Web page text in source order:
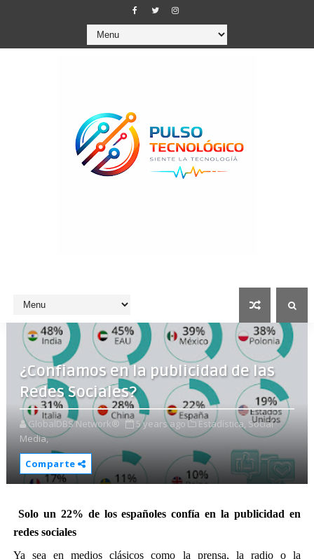
¿Confiamos en la publicidad de las
Redes Sociales?
GlobalDBS Network® 5 years ago Estadística, Social
Media,
Comparte
Solo un 22% de los españoles confía en la publicidad en
redes sociales
Ya sea en medios clásicos como la prensa, la radio o la